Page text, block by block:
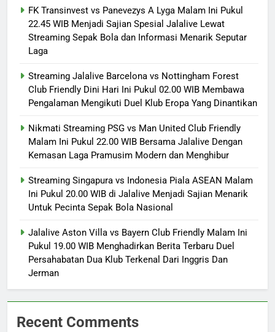
FK Transinvest vs Panevezys A Lyga Malam Ini Pukul
22.45 WIB Menjadi Sajian Spesial Jalalive Lewat
Streaming Sepak Bola dan Informasi Menarik Seputar
Laga
Streaming Jalalive Barcelona vs Nottingham Forest
Club Friendly Dini Hari Ini Pukul 02.00 WIB Membawa
Pengalaman Mengikuti Duel Klub Eropa Yang Dinantikan
Nikmati Streaming PSG vs Man United Club Friendly
Malam Ini Pukul 22.00 WIB Bersama Jalalive Dengan
Kemasan Laga Pramusim Modern dan Menghibur
Streaming Singapura vs Indonesia Piala ASEAN Malam
Ini Pukul 20.00 WIB di Jalalive Menjadi Sajian Menarik
Untuk Pecinta Sepak Bola Nasional
Jalalive Aston Villa vs Bayern Club Friendly Malam Ini
Pukul 19.00 WIB Menghadirkan Berita Terbaru Duel
Persahabatan Dua Klub Terkenal Dari Inggris Dan
Jerman
Recent Comments